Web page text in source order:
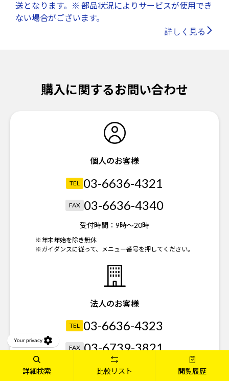
詳細検索 比較リスト 閲覧履歴
送となります。※ 部品状況によりサービスが使用でき
ない場合がございます。
詳しく見る
購入に関するお問い合わせ
個人のお客様
TEL 03-6636-4321
FAX 03-6636-4340
受付時間： 9時～20時
※年末年始を除き無休
※ガイダンスに従って、メニュー番号を押してください。
法人のお客様
TEL 03-6636-4323
FAX 03-6739-3821
受付時間：平日 9時～18時